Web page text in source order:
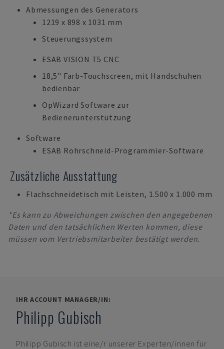
Abmessungen des Generators
1219 x 898 x 1031 mm
Steuerungssystem
ESAB VISION T5 CNC
18,5" Farb-Touchscreen, mit Handschuhen
bedienbar
OpWizard Software zur
Bedienerunterstützung
Software
ESAB Rohrschneid-Programmier-Software
Zusätzliche Ausstattung
Flachschneidetisch mit Leisten, 1.500 x 1.000 mm
*Es kann zu Abweichungen zwischen den angegebenen
Daten und den tatsächlichen Werten kommen, diese
müssen vom Vertriebsmitarbeiter bestätigt werden.
IHR ACCOUNT MANAGER/IN:
Philipp Gubisch
Philipp Gubisch ist eine/r unserer Experten/innen für